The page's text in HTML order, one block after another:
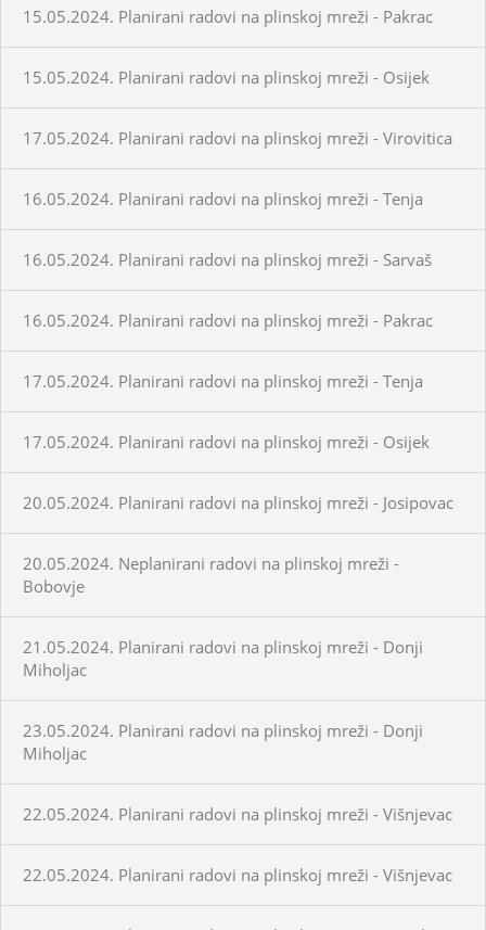
15.05.2024. Planirani radovi na plinskoj mreži - Pakrac
15.05.2024. Planirani radovi na plinskoj mreži - Osijek
17.05.2024. Planirani radovi na plinskoj mreži - Virovitica
16.05.2024. Planirani radovi na plinskoj mreži - Tenja
16.05.2024. Planirani radovi na plinskoj mreži - Sarvaš
16.05.2024. Planirani radovi na plinskoj mreži - Pakrac
17.05.2024. Planirani radovi na plinskoj mreži - Tenja
17.05.2024. Planirani radovi na plinskoj mreži - Osijek
20.05.2024. Planirani radovi na plinskoj mreži - Josipovac
20.05.2024. Neplanirani radovi na plinskoj mreži -
Bobovje
21.05.2024. Planirani radovi na plinskoj mreži - Donji
Miholjac
23.05.2024. Planirani radovi na plinskoj mreži - Donji
Miholjac
22.05.2024. Planirani radovi na plinskoj mreži - Višnjevac
22.05.2024. Planirani radovi na plinskoj mreži - Višnjevac